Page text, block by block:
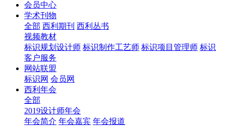
会员中心
学术刊物
全部 西利期刊 西利丛书
视频教材
标识规划设计师 标识制作工艺师 标识项目管理师 标识
客户服务
网站联盟
标识网 会员网
西利年会
全部
2019设计师年会
年会简介 年会嘉宾 年会报道